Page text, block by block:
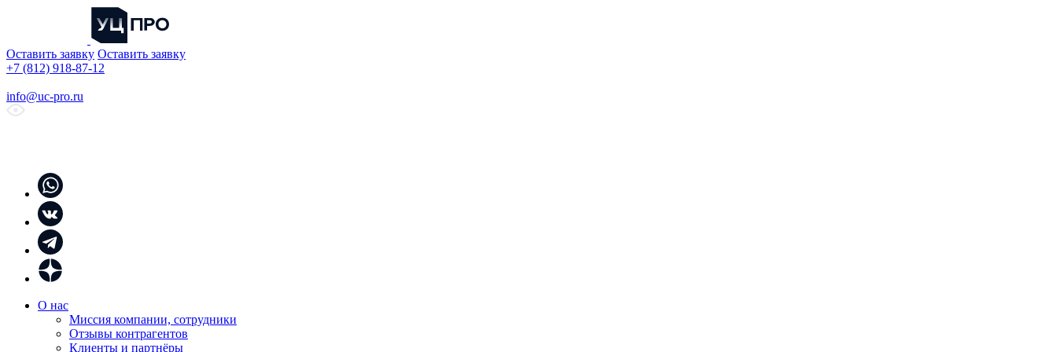
Оставить заявку Оставить заявку
+7 (812) 918-87-12
info@uc-pro.ru
О нас
Миссия компании, сотрудники
Отзывы контрагентов
Клиенты и партнёры